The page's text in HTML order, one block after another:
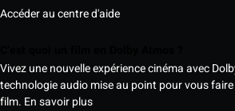
Accéder au centre d'aide
Vivez une nouvelle expérience cinéma avec
technologie audio mise au point pour vous
film. En savoir plus